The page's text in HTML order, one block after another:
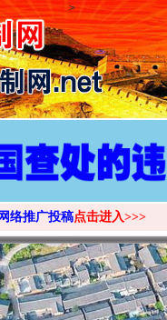
>
网络推广投稿点击进入>>>